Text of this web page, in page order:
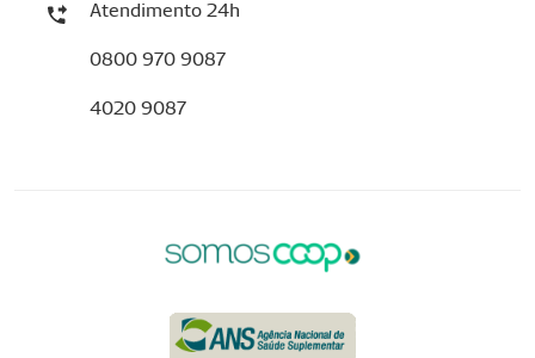
Atendimento 24h
0800 970 9087
4020 9087